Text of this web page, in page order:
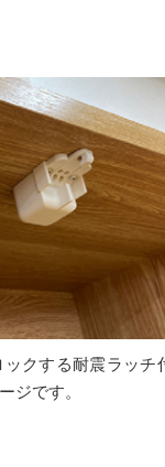
クする耐震ラッチ
ジです。